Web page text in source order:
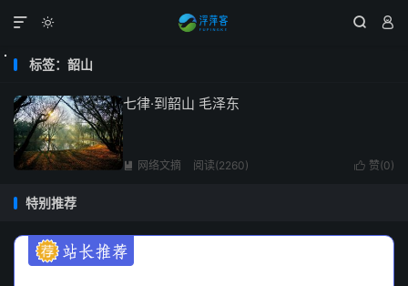

 

标签：韶山
七律·到韶山 毛泽东
 网络文摘 阅读(2260)  赞(0)
特别推荐